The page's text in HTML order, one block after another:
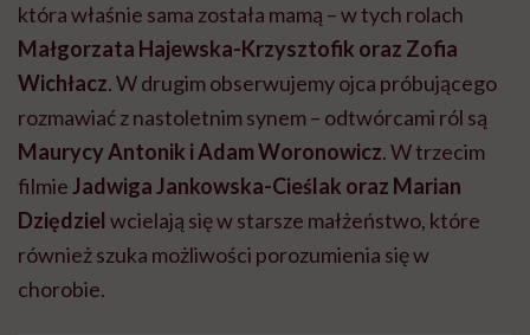
która właśnie sama została mamą – w tych rolach
Małgorzata Hajewska-Krzysztofik oraz Zofia
Wichłacz. W drugim obserwujemy ojca próbującego
rozmawiać z nastoletnim synem – odtwórcami ról są
Maurycy Antonik i Adam Woronowicz. W trzecim
filmieJadwiga Jankowska-Cieślak oraz Marian
Dziędziel wcielają się w starsze małżeństwo, które
również szuka możliwości porozumienia się w
chorobie.